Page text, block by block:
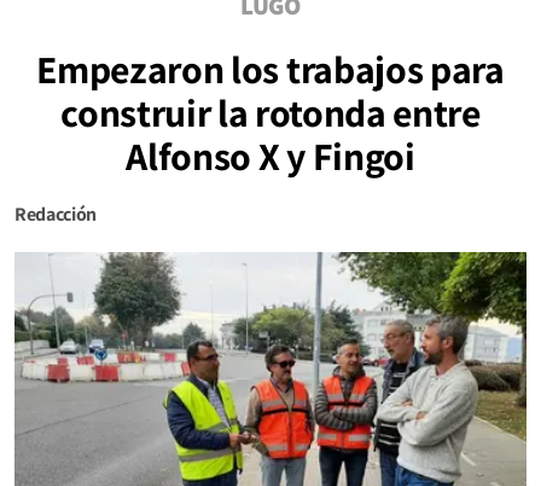
Empezaron los trabajos para
construir la rotonda entre
Alfonso X y Fingoi
Redacción